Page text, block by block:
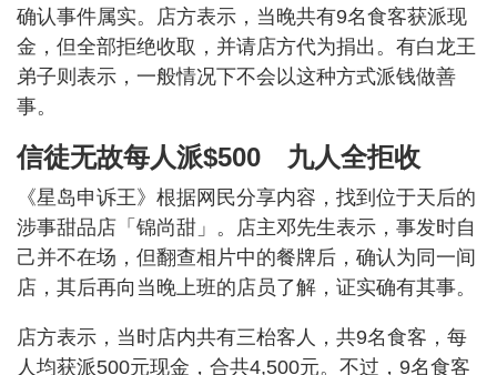
确认事件属实。店方表示，当晚共有9名食客获派现
金，但全部拒绝收取，并请店方代为捐出。有白龙王
弟子则表示，一般情况下不会以这种方式派钱做善
事。
信徒无故每人派$500 九人全拒收
《星岛申诉王》根据网民分享内容，找到位于天后的
涉事甜品店「锦尚甜」。店主邓先生表示，事发时自
己并不在场，但翻查相片中的餐牌后，确认为同一间
店，其后再向当晚上班的店员了解，证实确有其事。
店方表示，当时店内共有三枱客人，共9名食客，每
人均获派500元现金，合共4,500元。不过，9名食客